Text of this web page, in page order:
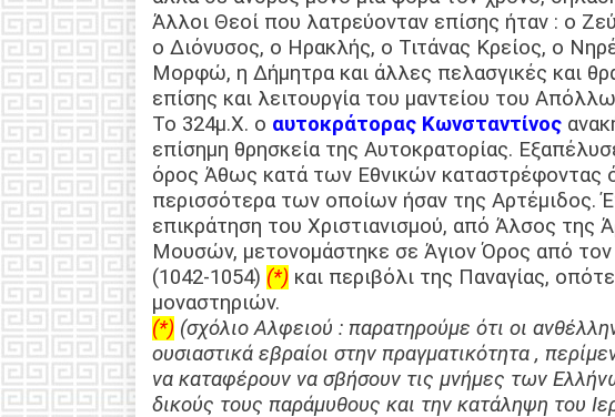
Άλλοι Θεοί που λατρεύονταν επίσης ήταν : ο
ο Διόνυσος, ο Ηρακλής, ο Τιτάνας Κρείος, ο
Μορφώ, η Δήμητρα και άλλες πελασγικές και
επίσης και λειτουργία του μαντείου του
Το 324μ.Χ. ο αυτοκράτορας Κωνσταντίνος
επίσημη θρησκεία της Αυτοκρατορίας.
όρος Άθως κατά των Εθνικών καταστρέφοντας
περισσότερα των οποίων ήσαν της Αρτέμιδος.
επικράτηση του Χριστιανισμού, από Άλσος της
Μουσών, μετονομάστηκε σε Άγιον Όρος από
(1042-1054) (*) και περιβόλι της Παναγίας,
μοναστηριών.
(*) (σχόλιο Αλφειού : παρατηρούμε ότι οι
ουσιαστικά εβραίοι στην πραγματικότητα ,
να καταφέρουν να σβήσουν τις μνήμες των
δικούς τους παράμυθους και την κατάληψη του